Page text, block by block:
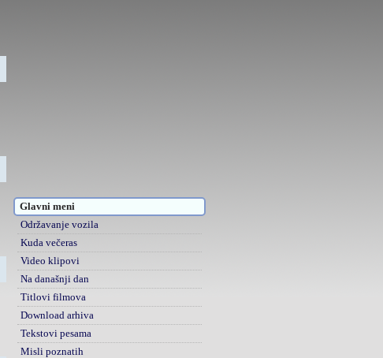
Glavni meni
Održavanje vozila
Kuda večeras
Video klipovi
Na današnji dan
Titlovi filmova
Download arhiva
Tekstovi pesama
Misli poznatih